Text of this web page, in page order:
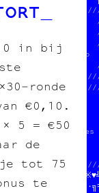
légal
sur le darkweb
on fait des
des affiches
cartes
des
//
//
in bij
€0,10.
5 = €50
de
tot 75
te